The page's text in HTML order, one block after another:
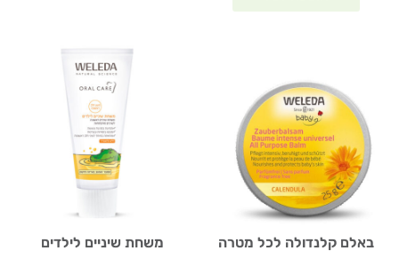
באלם קלנדולה לכל מטרה
משחת שיניים לילדים